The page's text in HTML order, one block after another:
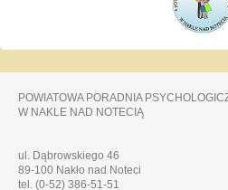
POWIATOWA PORADNIA
W NAKLE NAD NOTECIĄ
ul. Dąbrowskiego 46
89-100 Nakło nad Noteci
tel. (0-52) 386-51-51